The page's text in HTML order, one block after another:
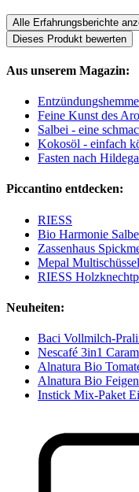
Alle Erfahrungsberichte
Dieses Produkt bewerten
Aus unserem Magazin:
Feine Kunst des
Salbei - eine
Kokosöl - einfach
Fasten nach
Piccantino entdecken:
RIESS
Bio Harmonie
Zassenhaus
Mepal
RIESS
Neuheiten:
Baci Vollmilch-
Nescafé 3in1
Alnatura Bio
Alnatura Bio Feigen
Instick Mix-Paket